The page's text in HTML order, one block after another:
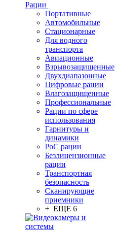
Рации
Портативные
Автомобильные
Стационарные
Для водного
транспорта
Авиационные
Взрывозащищенные
Двухдиапазонные
Цифровые рации
Влагозащищенные
Профессиональные
Рации по сфере
использования
Гарнитуры и
динамики
PoC рации
Безлицензионные
рации
Транспортная
безопасность
Сканирующие
приемники
+ ЕЩЕ 6